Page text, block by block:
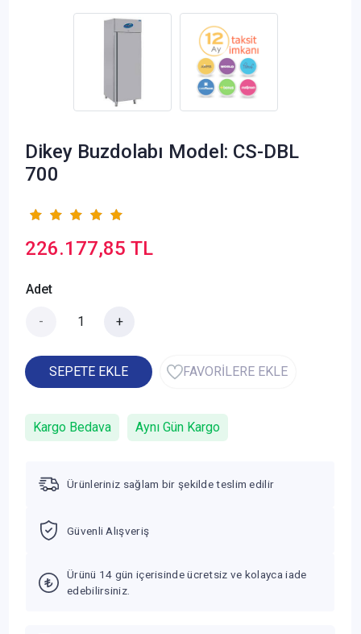
Dikey Buzdolabı Model: CS-DBL
700
226.177,85 TL
Adet
- +
SEPETE EKLE FAVORİLERE EKLE
Kargo Bedava Aynı Gün Kargo
Ürünleriniz sağlam bir şekilde teslim edilir
Güvenli Alışveriş
Ürünü 14 gün içerisinde ücretsiz ve kolayca iade
edebilirsiniz.